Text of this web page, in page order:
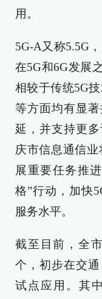
用。
5G-A又称5.5G
在5G和6G发展
相较于传统5G
等方面均有显
延，并支持更
庆市信息通信
展重要任务推
格”行动，加快
服务水平。
截至目前，全
个，初步在交
试点应用。其